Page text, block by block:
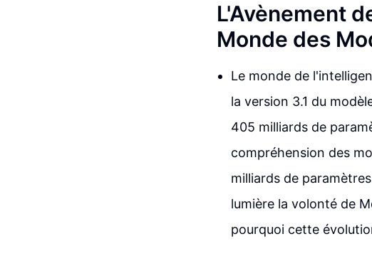
L'Avènement
Monde des
Le monde de
la version 3.1 du
405 milliards de
compréhension des
milliards de
lumière la volonté de
pourquoi cette